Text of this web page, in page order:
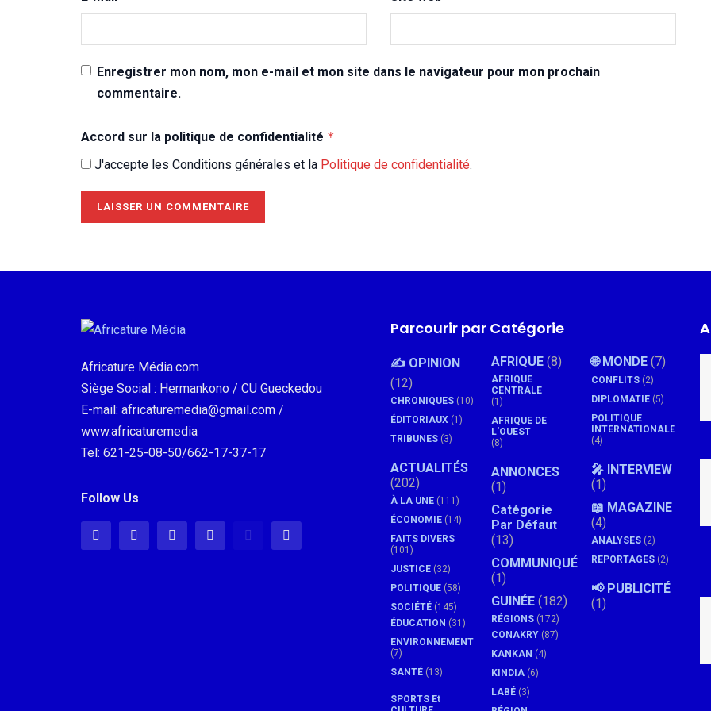
Enregistrer mon nom, mon e-mail et mon site dans le navigateur pour mon prochain
commentaire.
Accord sur la politique de confidentialité *
J'accepte les Conditions générales et la Politique de confidentialité.
Africature Média.com
Siège Social : Hermankono / CU Gueckedou
E-mail: africaturemedia@gmail.com /
www.africaturemedia
Tel: 621-25-08-50/662-17-37-17
Follow Us
Parcourir par Catégorie
✍️ OPINION
(12)
CHRONIQUES (10)
ÉDITORIAUX (1)
TRIBUNES (3)
ACTUALITÉS
(202)
À LA UNE (111)
ÉCONOMIE (14)
FAITS DIVERS
(101)
JUSTICE (32)
POLITIQUE (58)
SOCIÉTÉ (145)
ÉDUCATION (31)
ENVIRONNEMENT
(7)
SANTÉ (13)
SPORTS Et
AFRIQUE(8)
AFRIQUE
CENTRALE
(1)
AFRIQUE DE
L'OUEST
(8)
ANNONCES
(1)
Catégorie
Par Défaut
(13)
COMMUNIQUÉ
(1)
GUINÉE(182)
RÉGIONS(172)
CONAKRY(87)
KANKAN (4)
KINDIA(6)
LABÉ(3)
🌐 MONDE (7)
CONFLITS (2)
DIPLOMATIE (5)
POLITIQUE
INTERNATIONALE
(4)
🎤 INTERVIEW
(1)
📖 MAGAZINE
(4)
ANALYSES (2)
REPORTAGES (2)
📢 PUBLICITÉ
(1)